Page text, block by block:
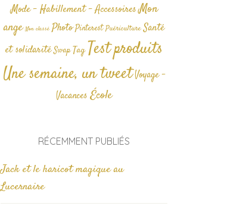
Mode - Habillement - AccessoiresMon
ange Non classé Photo Pinterest Puériculture Santé
et solidarité Swap TagTest produits
Une semaine, un tweetVoyage -
Vacances École
RÉCEMMENT PUBLIÉS
Jack et le haricot magique au
Lucernaire